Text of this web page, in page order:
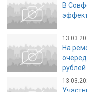
В
На
рублей